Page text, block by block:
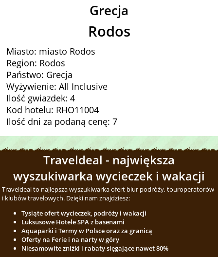
Grecja
Rodos
Miasto: miasto Rodos
Region: Rodos
Państwo: Grecja
Wyżywienie: All Inclusive
Ilość gwiazdek: 4
Kod hotelu: RHO11004
Ilość dni za podaną cenę: 7
Traveldeal - największa
wyszukiwarka wycieczek i wakacji
Traveldeal to najlepsza wyszukiwarka ofert biur podróży, touroperatorów
i klubów travelowych. Dzięki nam znajdziesz:
Tysiąte ofert wycieczek, podróży i wakacji
Luksusowe Hotele SPA z basenami
Aquaparki i Termy w Polsce oraz za granicą
Oferty na Ferie i na narty w góry
Niesamowite zniżki i rabaty sięgające nawet 80%